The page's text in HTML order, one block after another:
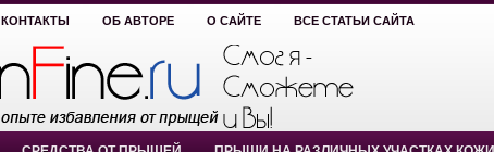
КОНТАКТЫ ОБ АВТОРЕ О САЙТЕ ВСЕ СТАТЬИ САЙТА